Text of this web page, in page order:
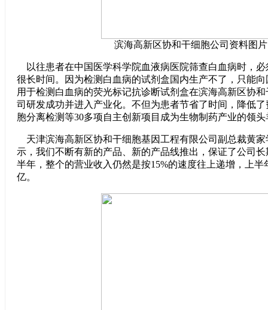
滨海高新区协和干细胞公司资料图片
以往患者在中国医学科学院血液病医院筛查白血病时，
很长时间。因为检测白血病的试剂盒国内生产不了，只能
用于检测白血病的荧光标记抗诊断试剂盒在滨海高新区协
司研发成功并进入产业化。不但为患者节省了时间，降低
胞分离检测等30多项自主创新项目成为生物制药产业的领头
天津滨海高新区协和干细胞基因工程有限公司副总裁黄
示，我们不断有新的产品、新的产品线推出，保证了公司
半年，整个的营业收入仍然是按15%的速度往上递增，上
亿。